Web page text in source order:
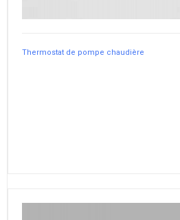
Thermostat de pompe chaudière